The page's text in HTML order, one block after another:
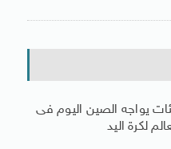
يواجه الصين اليوم فى
لكرة اليد